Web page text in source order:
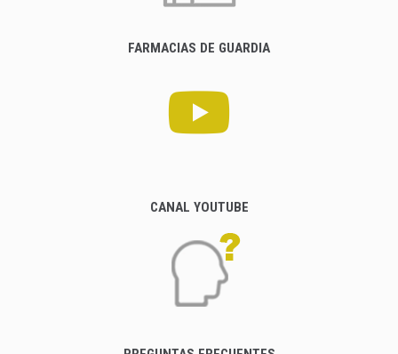
FARMACIAS DE GUARDIA
CANAL YOUTUBE